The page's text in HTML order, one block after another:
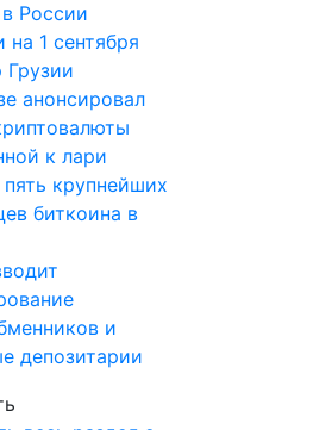
России
на 1 сентября
анонсировал
к лари
крупнейших
биткоина в
и
депозитарии